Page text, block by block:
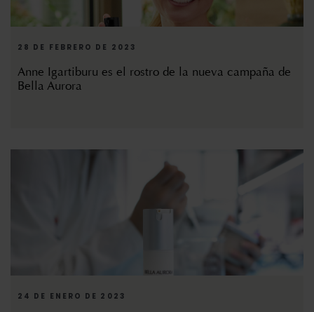
28 DE FEBRERO DE 2023
Anne Igartiburu es el rostro de la nueva campaña de
Bella Aurora
24 DE ENERO DE 2023